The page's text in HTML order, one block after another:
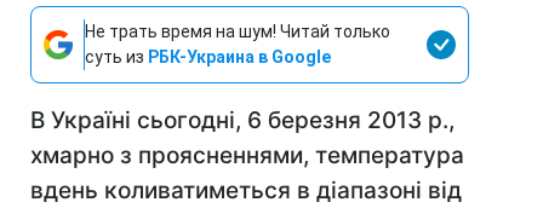
Не трать время на шум! Читай только
суть из РБК-Украина в Google
В Україні сьогодні, 6 березня 2013 р.,
хмарно з проясненнями, температура
вдень коливатиметься в діапазоні від